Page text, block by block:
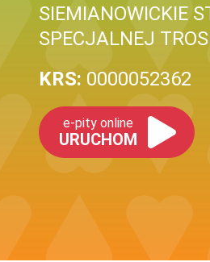
SIEMIANOWICKIE
SPECJALNEJ
KRS: 0000052362
e-pity online
URUCHOM